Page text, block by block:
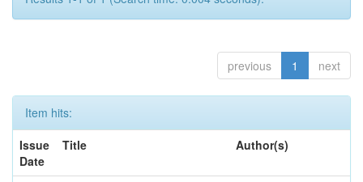
previous 1 next
Item hits:
Issue
Date
Title Author(s)